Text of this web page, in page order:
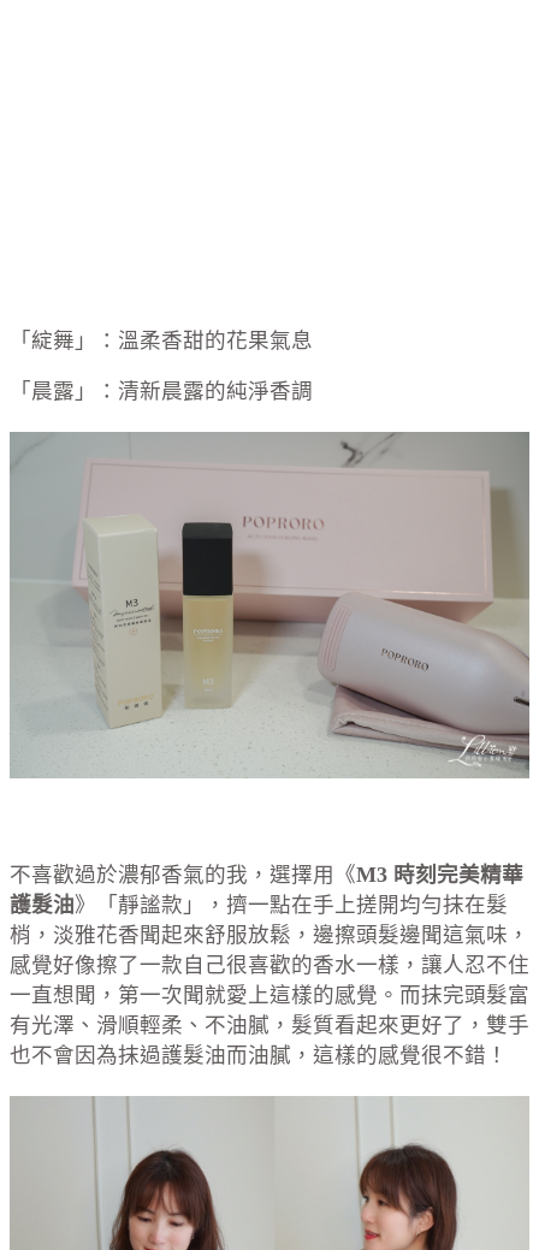
「綻舞」：溫柔香甜的花果氣息
「晨露」：清新晨露的純淨香調
不喜歡過於濃郁香氣的我，選擇用《M3 時刻完美精華
護髮油》「靜謐款」，擠一點在手上搓開均勻抹在髮
梢，淡雅花香聞起來舒服放鬆，邊擦頭髮邊聞這氣味，
感覺好像擦了一款自己很喜歡的香水一樣，讓人忍不住
一直想聞，第一次聞就愛上這樣的感覺。而抹完頭髮富
有光澤、滑順輕柔、不油膩，髮質看起來更好了，雙手
也不會因為抹過護髮油而油膩，這樣的感覺很不錯！